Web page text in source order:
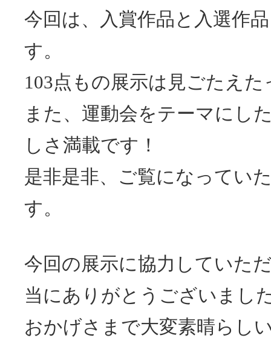
今回は、入賞作品と入選作
す。
103点もの展示は見ごたえ
また、運動会をテーマにし
しさ満載です！
是非是非、ご覧になってい
す。
今回の展示に協力していた
当にありがとうございまし
おかげさまで大変素晴らし